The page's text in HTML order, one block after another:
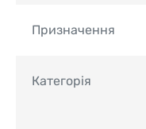
Призначення
Категорія